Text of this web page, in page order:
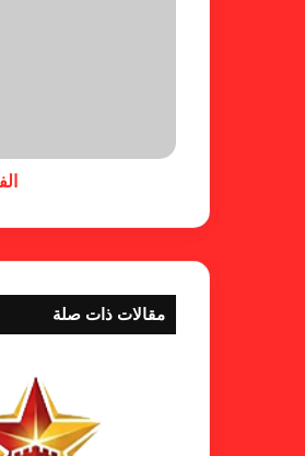
مقالات ذات صلة